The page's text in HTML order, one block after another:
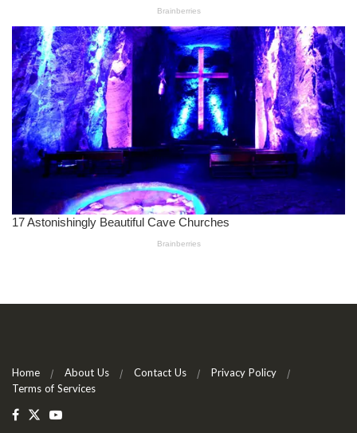
Home About Us Contact Us
Privacy Policy
Terms of Services